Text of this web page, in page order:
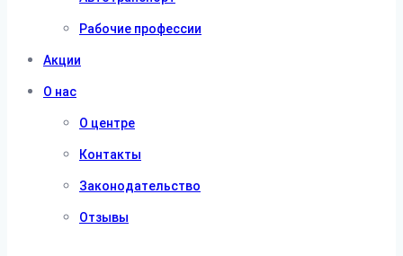
Рабочие профессии
Акции
О нас
О центре
Контакты
Законодательство
Отзывы